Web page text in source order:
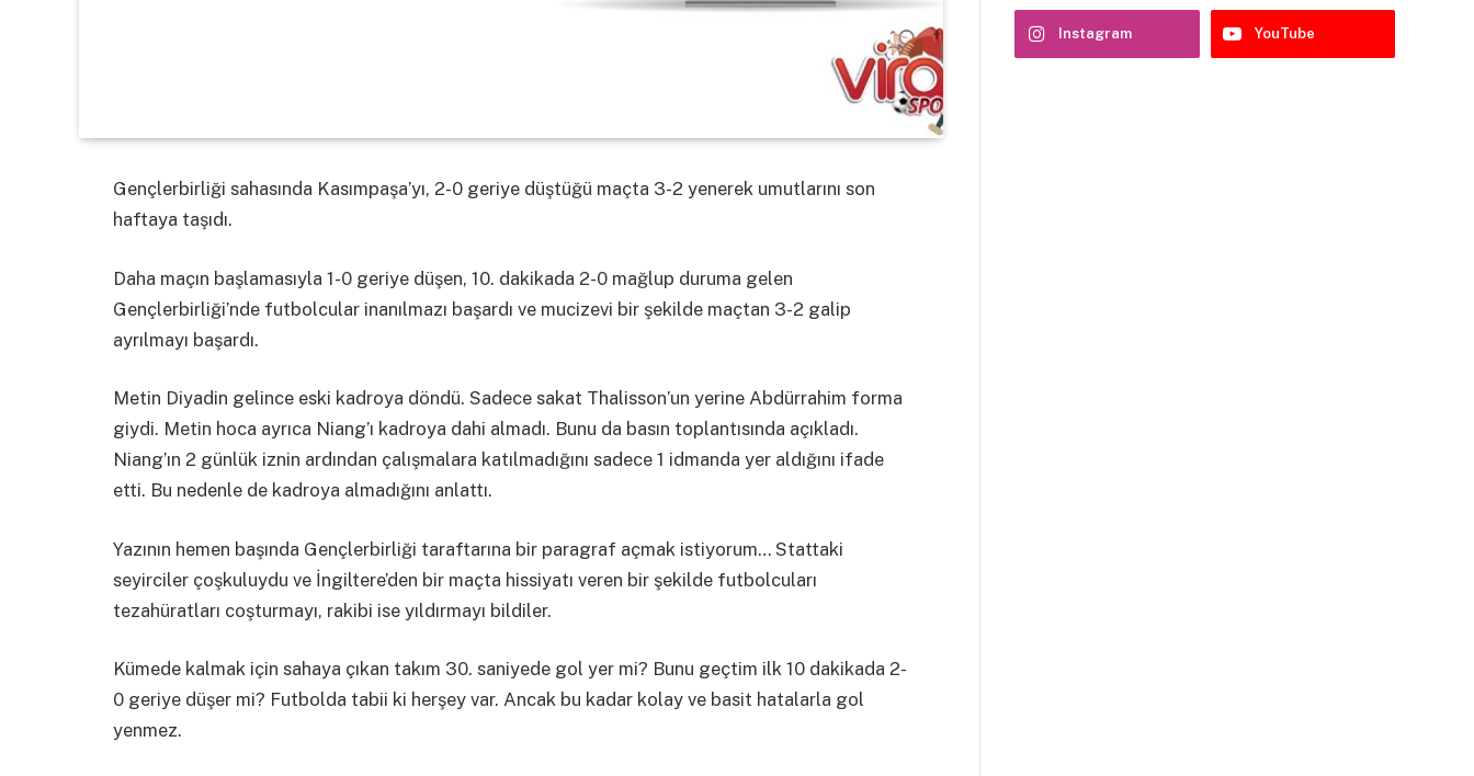
Gençlerbirliği sahasında Kasımpaşa’yı, 2-0 geriye düştüğü maçta 3-2 yenerek umutlarını son
haftaya taşıdı.
Daha maçın başlamasıyla 1-0 geriye düşen, 10. dakikada 2-0 mağlup duruma gelen
Gençlerbirliği’nde futbolcular inanılmazı başardı ve mucizevi bir şekilde maçtan 3-2 galip
ayrılmayı başardı.
Metin Diyadin gelince eski kadroya döndü. Sadece sakat Thalisson’un yerine Abdürrahim forma
giydi. Metin hoca ayrıca Niang’ı kadroya dahi almadı. Bunu da basın toplantısında açıkladı.
Niang’ın 2 günlük iznin ardından çalışmalara katılmadığını sadece 1 idmanda yer aldığını ifade
etti. Bu nedenle de kadroya almadığını anlattı.
Yazının hemen başında Gençlerbirliği taraftarına bir paragraf açmak istiyorum… Stattaki
seyirciler çoşkuluydu ve İngiltere’den bir maçta hissiyatı veren bir şekilde futbolcuları
tezahüratları coşturmayı, rakibi ise yıldırmayı bildiler.
Kümede kalmak için sahaya çıkan takım 30. saniyede gol yer mi? Bunu geçtim ilk 10 dakikada 2-
0 geriye düşer mi? Futbolda tabii ki herşey var. Ancak bu kadar kolay ve basit hatalarla gol
yenmez.
Instagram YouTube